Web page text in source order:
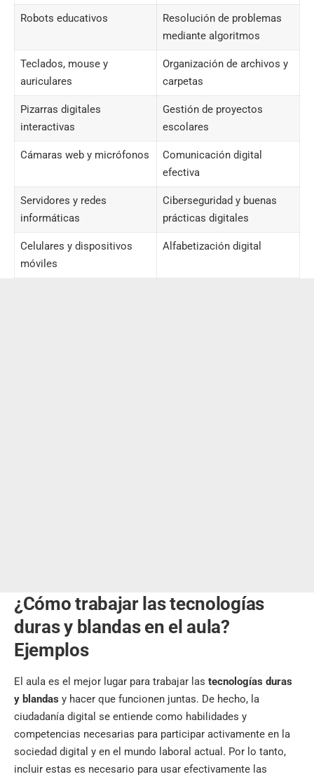
Robots educativos
Resolución de problemas
mediante algoritmos
Teclados, mouse y
auriculares
Organización de archivos y
carpetas
Pizarras digitales
interactivas
Gestión de proyectos
escolares
Cámaras web y micrófonos
Comunicación digital
efectiva
Servidores y redes
informáticas
Ciberseguridad y buenas
prácticas digitales
Celulares y dispositivos
móviles
Alfabetización digital
¿Cómo trabajar las tecnologías
duras y blandas en el aula?
Ejemplos
El aula es el mejor lugar para trabajar las tecnologías duras
y blandas y hacer que funcionen juntas. De hecho, la
ciudadanía digital se entiende como habilidades y
competencias necesarias para participar activamente en la
sociedad digital y en el mundo laboral actual. Por lo tanto,
incluir estas es necesario para usar efectivamente las